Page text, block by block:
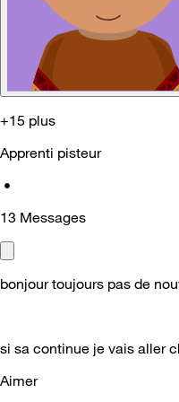
+15 plus
Apprenti pisteur
•
13 Messages
bonjour toujours pas de
si sa continue je vais aller
Aimer